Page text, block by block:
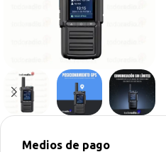
Medios de pago